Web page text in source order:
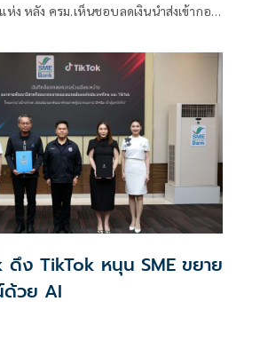
ห่ง หลัง ครม.เห็นชอบลดเงินนำส่งเข้ากอง
ดึง TikTok หนุน SME ขยาย
ด้วย AI